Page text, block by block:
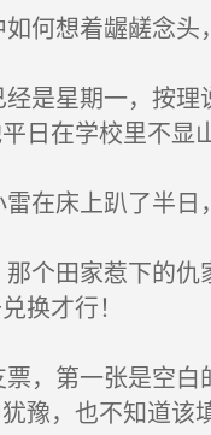
何想着龌鹾念头
是星期一，按理
日在学校里不显
在床上趴了半日
个田家惹下的仇
换才行！
，第一张是空白
豫，也不知道该